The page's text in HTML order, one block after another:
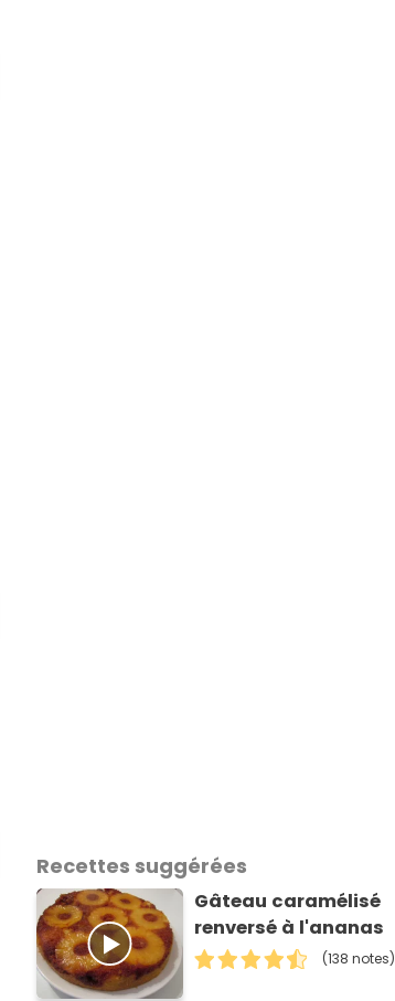
Recettes suggérées
Gâteau caramélisé
renversé à l'ananas
(138 notes)